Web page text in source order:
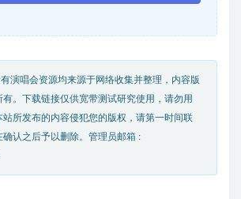
演唱会资源均来源于网络收集并整理，内容版
。下载链接仅供宽带测试研究使用，请勿用
站所发布的内容侵犯您的版权，请第一时间联
确认之后予以删除。管理员邮箱 :